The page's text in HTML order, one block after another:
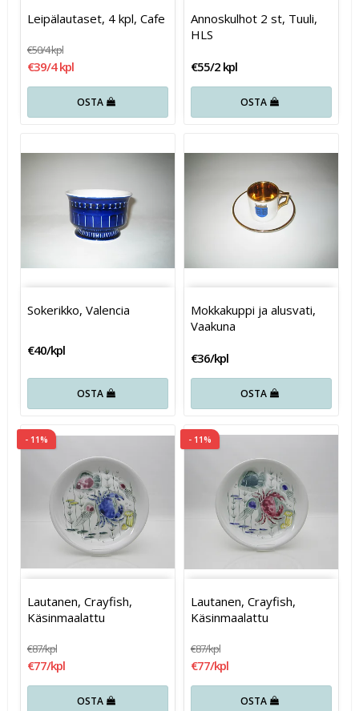
Leipälautaset, 4 kpl, Cafe
€50/4 kpl
€39/4 kpl
OSTA
Annoskulhot 2 st, Tuuli,
HLS
€55/2 kpl
OSTA
Sokerikko, Valencia
€40/kpl
OSTA
Mokkakuppi ja alusvati,
Vaakuna
€36/kpl
OSTA
- 11%
Lautanen, Crayfish,
Käsinmaalattu
€87/kpl
€77/kpl
OSTA
- 11%
Lautanen, Crayfish,
Käsinmaalattu
€87/kpl
€77/kpl
OSTA